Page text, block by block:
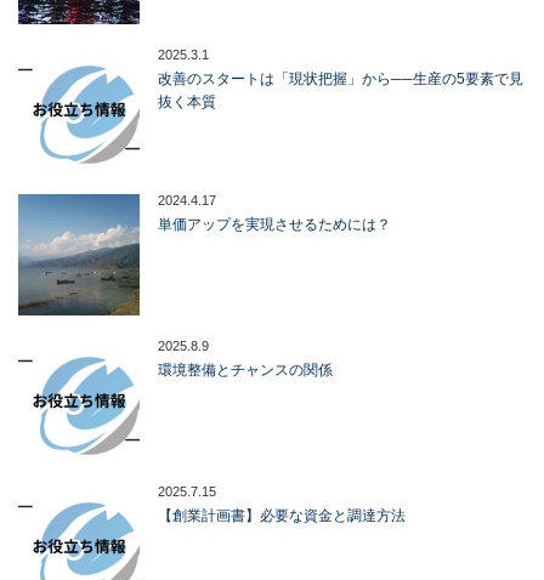
2025.3.1
改善のスタートは「現状把握」から──生産の5要素で見
抜く本質
2024.4.17
単価アップを実現させるためには？
2025.8.9
環境整備とチャンスの関係
2025.7.15
【創業計画書】必要な資金と調達方法